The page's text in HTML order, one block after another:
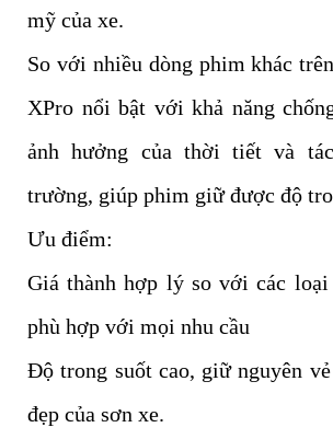
mỹ của xe.
So với nhiều dòng phim khác
XPro nổi bật với khả năng
ảnh hưởng của thời tiết và
trường, giúp phim giữ được độ
Ưu điểm:
Giá thành hợp lý so với các loại
phù hợp với mọi nhu cầu
Độ trong suốt cao, giữ nguyên
đẹp của sơn xe.